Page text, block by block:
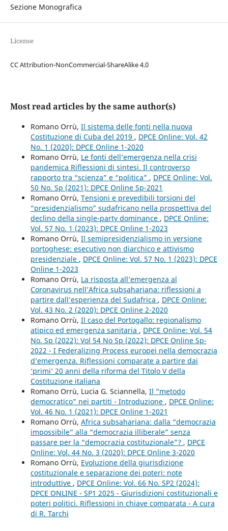
Sezione Monografica
License
CC Attribution-NonCommercial-ShareAlike 4.0
Most read articles by the same author(s)
Romano Orrù, Il sistema delle fonti nella nuova
Costituzione di Cuba del 2019 , DPCE Online: Vol. 42
No. 1 (2020): DPCE Online 1-2020
Romano Orrù, Le fonti dell’emergenza nella crisi
pandemica Riflessioni di sintesi. Il controverso
rapporto tra “scienza” e “politica” , DPCE Online: Vol.
50 No. Sp (2021): DPCE Online Sp-2021
Romano Orrù, Tensioni e prevedibili torsioni del
“presidenzialismo” sudafricano nella prospettiva del
declino della single-party dominance , DPCE Online:
Vol. 57 No. 1 (2023): DPCE Online 1-2023
Romano Orrù, Il semipresidenzialismo in versione
portoghese: esecutivo non diarchico e attivismo
presidenziale , DPCE Online: Vol. 57 No. 1 (2023): DPCE
Online 1-2023
Romano Orrù, La risposta all’emergenza al
Coronavirus nell’Africa subsahariana: riflessioni a
partire dall’esperienza del Sudafrica , DPCE Online:
Vol. 43 No. 2 (2020): DPCE Online 2-2020
Romano Orrù, Il caso del Portogallo: regionalismo
atipico ed emergenza sanitaria , DPCE Online: Vol. 54
No. Sp (2022): Vol 54 No Sp (2022): DPCE Online Sp-
2022 - I Federalizing Process europei nella democrazia
d’emergenza. Riflessioni comparate a partire dai
‘primi’ 20 anni della riforma del Titolo V della
Costituzione italiana
Romano Orrù, Lucia G. Sciannella, Il “metodo
democratico” nei partiti - Introduzione , DPCE Online:
Vol. 46 No. 1 (2021): DPCE Online 1-2021
Romano Orrù, Africa subsahariana: dalla “democrazia
impossibile” alla “democrazia illiberale” senza
passare per la “democrazia costituzionale”? , DPCE
Online: Vol. 44 No. 3 (2020): DPCE Online 3-2020
Romano Orrù, Evoluzione della giurisdizione
costituzionale e separazione dei poteri: note
introduttive , DPCE Online: Vol. 66 No. SP2 (2024):
DPCE ONLINE - SP1 2025 - Giurisdizioni costituzionali e
poteri politici. Riflessioni in chiave comparata - A cura
di R. Tarchi